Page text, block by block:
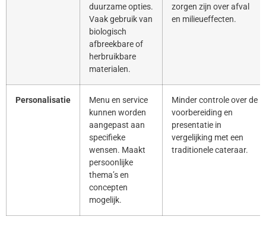
duurzame opties.
Vaak gebruik van
biologisch
afbreekbare of
herbruikbare
materialen.
zorgen zijn over afval
en milieueffecten.
Personalisatie
Menu en service
kunnen worden
aangepast aan
specifieke
wensen. Maakt
persoonlijke
thema’s en
concepten
mogelijk.
Minder controle over de
voorbereiding en
presentatie in
vergelijking met een
traditionele cateraar.